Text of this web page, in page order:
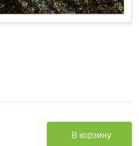
В корзину